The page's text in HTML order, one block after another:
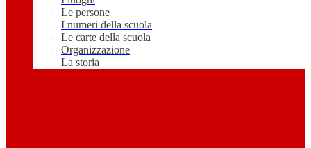
Le persone
I numeri della scuola
Le carte della scuola
Organizzazione
La storia